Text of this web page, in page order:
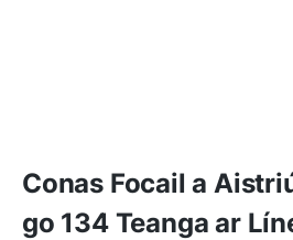
Conas Focail a
go 134 Teanga ar